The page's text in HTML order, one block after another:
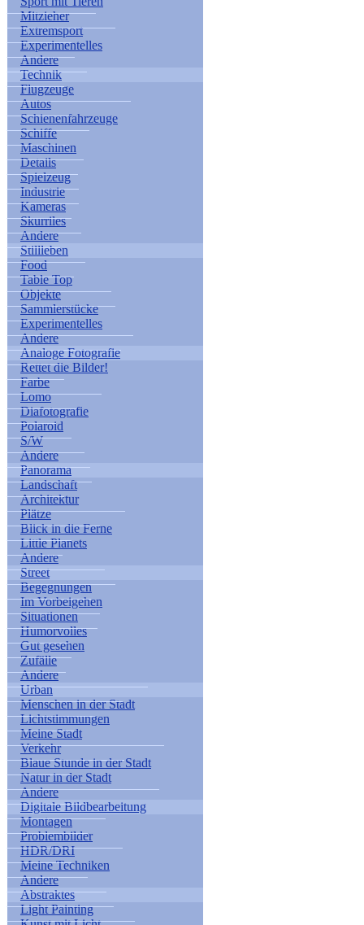
Mitzieher
Extremsport
Experimentelles
Andere
Technik
Flugzeuge
Autos
Schienenfahrzeuge
Schiffe
Maschinen
Details
Spielzeug
Industrie
Kameras
Skurriles
Andere
Stillleben
Food
Table Top
Objekte
Sammlerstücke
Experimentelles
Andere
Analoge Fotografie
Rettet die Bilder!
Farbe
Lomo
Diafotografie
Polaroid
S/W
Andere
Panorama
Landschaft
Architektur
Plätze
Blick in die Ferne
Little Planets
Andere
Street
Begegnungen
Im Vorbeigehen
Situationen
Humorvolles
Gut gesehen
Zufälle
Andere
Urban
Menschen in der Stadt
Lichtstimmungen
Meine Stadt
Verkehr
Blaue Stunde in der Stadt
Natur in der Stadt
Andere
Digitale Bildbearbeitung
Montagen
Problembilder
HDR/DRI
Meine Techniken
Andere
Abstraktes
Light Painting